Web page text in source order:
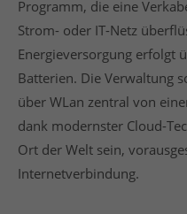
Programm, die eine
Strom- oder IT-Netz
Energieversorgung erfolgt
Batterien. Die Verwaltung
überWLan zentral von
dank modernster Cloud-
Ort der Welt sein,
Internetverbindung.